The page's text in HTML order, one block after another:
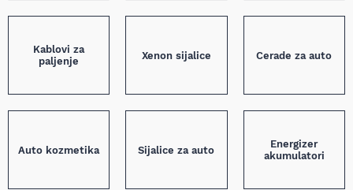
Kablovi za
paljenje
Xenon sijalice Cerade za auto
Auto kozmetika Sijalice za auto
Energizer
akumulatori